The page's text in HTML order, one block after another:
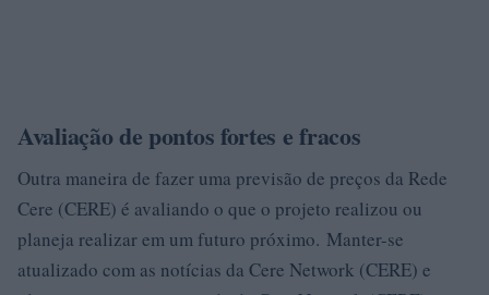
Avaliação de pontos fortes e fracos
Outra maneira de fazer uma previsão de preços da Rede
Cere (CERE) é avaliando o que o projeto realizou ou
planeja realizar em um futuro próximo. Manter-se
atualizado com as notícias da Cere Network (CERE) e